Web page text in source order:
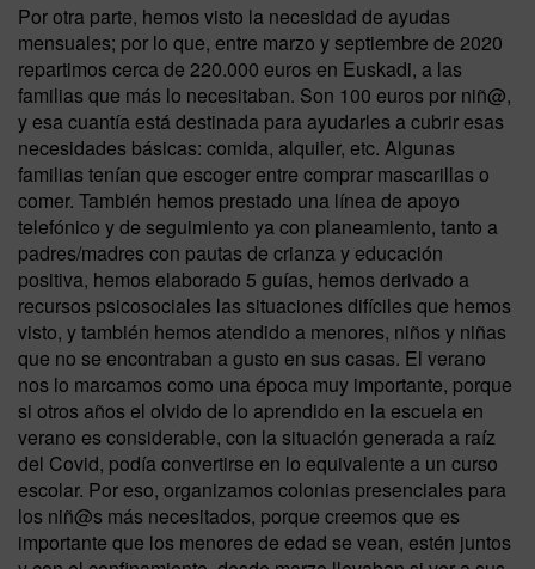
Por otra parte, hemos visto la necesidad de ayudas
mensuales; por lo que, entre marzo y septiembre de 2020
repartimos cerca de 220.000 euros en Euskadi, a las
familias que más lo necesitaban. Son 100 euros por niñ@,
y esa cuantía está destinada para ayudarles a cubrir esas
necesidades básicas: comida, alquiler, etc. Algunas
familias tenían que escoger entre comprar mascarillas o
comer. También hemos prestado una línea de apoyo
telefónico y de seguimiento ya con planeamiento, tanto a
padres/madres con pautas de crianza y educación
positiva, hemos elaborado 5 guías, hemos derivado a
recursos psicosociales las situaciones difíciles que hemos
visto, y también hemos atendido a menores, niños y niñas
que no se encontraban a gusto en sus casas. El verano
nos lo marcamos como una época muy importante, porque
si otros años el olvido de lo aprendido en la escuela en
verano es considerable, con la situación generada a raíz
del Covid, podía convertirse en lo equivalente a un curso
escolar. Por eso, organizamos colonias presenciales para
los niñ@s más necesitados, porque creemos que es
importante que los menores de edad se vean, estén juntos